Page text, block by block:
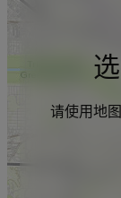
请使用地